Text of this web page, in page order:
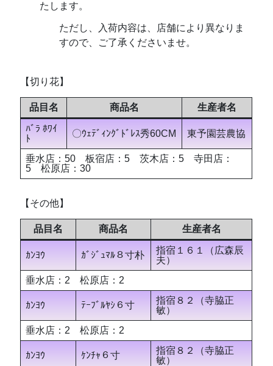
たします。
ただし、入荷内容は、店舗により異なりま
すので、ご了承くださいませ。
【切り花】
品目名 商品名 生産者名
ﾊﾞﾗ ﾎﾜｲ
ﾄ
〇ｳｪﾃﾞｨﾝｸﾞﾄﾞﾚｽ秀60CM 東予園芸農協
垂水店：50 板宿店：5 茨木店：5 寺田店：
5 松原店：30
【その他】
品目名 商品名 生産者名
ｶﾝﾖｳ ｶﾞｼﾞｭﾏﾙ８寸朴
指宿１６１（広森辰
夫）
垂水店：2 松原店：2
ｶﾝﾖｳ ﾃｰﾌﾞﾙﾔｼ６寸
指宿８２（寺脇正
敏）
垂水店：2 松原店：2
ｶﾝﾖｳ ｹﾝﾁｬ６寸
指宿８２（寺脇正
敏）